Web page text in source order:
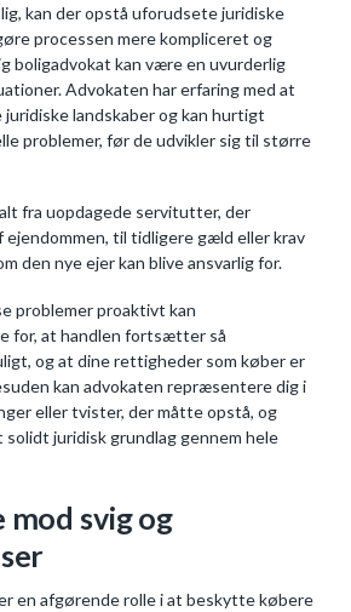
kan der opstå uforudsete juridiske
processen mere kompliceret og
boligadvokat kan være en uvurderlig
Advokaten har erfaring med at
juridiske landskaber og kan hurtigt
problemer, før de udvikler sig til større
fra uopdagede servitutter, der
til tidligere gæld eller krav
den nye ejer kan blive ansvarlig for.
problemer proaktivt kan
for, at handlen fortsætter så
og at dine rettigheder som køber er
kan advokaten repræsentere dig i
eller tvister, der måtte opstå, og
solidt juridisk grundlag gennem hele
mod svig og
en afgørende rolle i at beskytte købere